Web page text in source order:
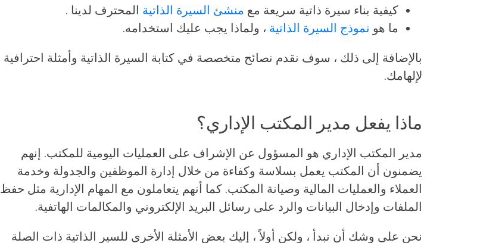
كيفية بناء سيرة ذاتية سريعة مع منشئ السيرة الذاتية المحترف لدينا .
ما هو نموذج السيرة الذاتية ، ولماذا يجب عليك استخدامه.
بالإضافة إلى ذلك ، سوف نقدم نصائح متخصصة في كتابة السيرة الذاتية وأمثلة احترافية
لإلهامك.
ماذا يفعل مدير المكتب الإداري؟
مدير المكتب الإداري هو المسؤول عن الإشراف على العمليات اليومية للمكتب. إنهم
يضمنون أن المكتب يعمل بسلاسة وكفاءة من خلال إدارة الموظفين والجدولة وخدمة
العملاء والعمليات المالية وصيانة المكتب. كما أنهم يتعاملون مع المهام الإدارية مثل حفظ
الملفات وإدخال البيانات والرد على رسائل البريد الإلكتروني والمكالمات الهاتفية.
نحن على وشك أن نبدأ ، ولكن أولاً ، إليك بعض الأمثلة الأخرى للسير الذاتية ذات الصلة